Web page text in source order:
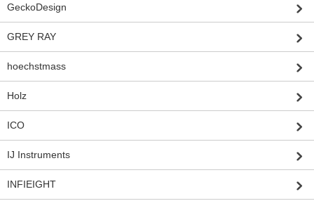
GeckoDesign
GREY RAY
hoechstmass
Holz
ICO
IJ Instruments
INFIEIGHT